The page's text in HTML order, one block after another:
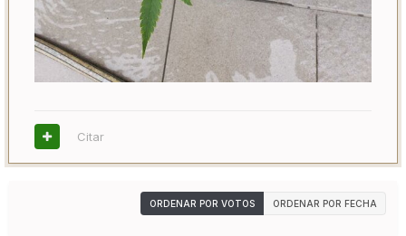
Citar
ORDENAR POR VOTOS ORDENAR POR FECHA